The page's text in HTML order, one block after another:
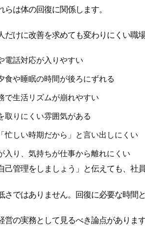
らは体の回復に関係します。
だけに改善を求めても変わりにくい職場
電話対応が入りやすい
食や睡眠の時間が後ろにずれる
で生活リズムが崩れやすい
取りにくい雰囲気がある
忙しい時期だから」と言い出しにくい
入り、気持ちが仕事から離れにくい
己管理をしましょう」と伝えても、社
さではありません。回復に必要な時間
営の実務として見るべき論点があります